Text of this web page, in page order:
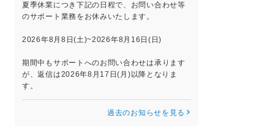
夏季休業につき下記の日程で、お問い合わせ等
のサポート業務をお休みいたします。
2026年8月8日(土)~2026年8月16日(日)
期間中もサポートへのお問い合わせは承ります
が、返信は2026年8月17日(月)以降となりま
す。
過去のお知らせを見る